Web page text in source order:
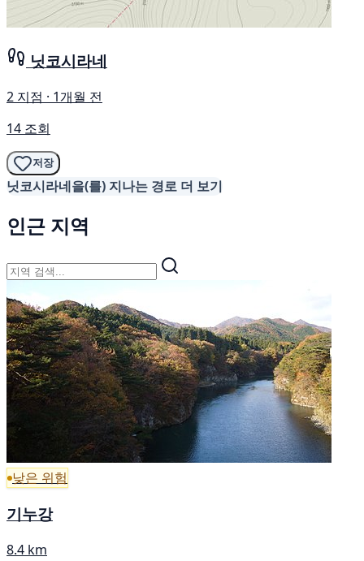
닛코시라네
2 지점 · 1개월 전
14 조회
저장
닛코시라네을(를) 지나는 경로 더 보기
인근 지역
낮은 위험
기누강
8.4 km